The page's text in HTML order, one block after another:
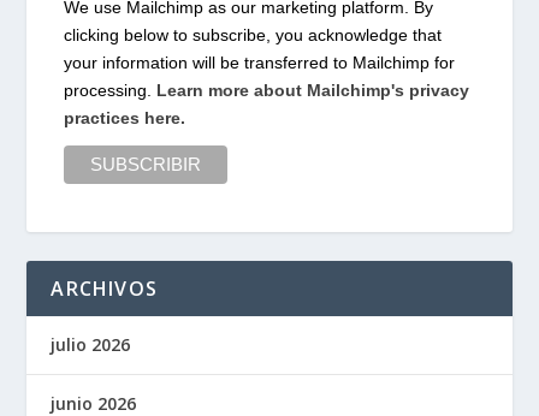
We use Mailchimp as our marketing platform. By
clicking below to subscribe, you acknowledge that
your information will be transferred to Mailchimp for
processing. Learn more about Mailchimp's privacy
practices here.
ARCHIVOS
julio 2026
junio 2026